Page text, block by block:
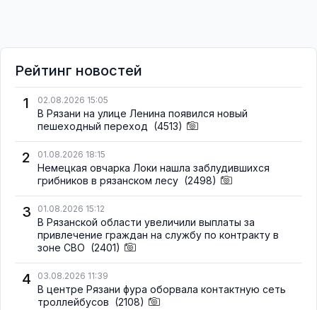
Рейтинг новостей
1
02.08.2026 15:05
В Рязани на улице Ленина появился новый
пешеходный переход (4513)
2 01.08.2026 18:15
Немецкая овчарка Локи нашла заблудившихся
грибников в рязанском лесу (2498)
3 01.08.2026 15:12
В Рязанской области увеличили выплаты за
привлечение граждан на службу по контракту в
зоне СВО (2401)
4 03.08.2026 11:39
В центре Рязани фура оборвала контактную сеть
троллейбусов (2108)